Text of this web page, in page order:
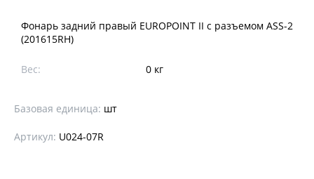
Фонарь задний правый EUROPOINT II с разъемом ASS-2
(201615RH)
Вес: 0 кг
Базовая единица: шт
Артикул: U024-07R